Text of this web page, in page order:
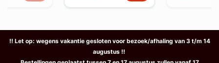
!! Let op: wegens vakantie gesloten voor bezoek/afhaling van 3 t/m 14
augustus !!